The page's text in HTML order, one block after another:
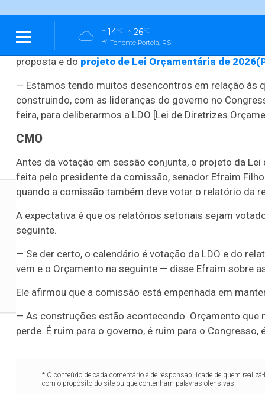
14°C 26°C
Tenente Portela, RS
Congresso
Davi relatou que esteve envolvido, ao longo do dia, em
integrantes da Comissão Mista de Orçamento (CMO)
proposta e do projeto de Lei Orçamentária de 2026
— Estamos tendo muitos desencontros em relação às
construindo, com as lideranças do governo no
feira, para deliberarmos a LDO [Lei de Diretrizes
CMO
Antes da votação em sessão conjunta, o projeto da
feita pelo presidente da comissão, senador Efraim
quando a comissão também deve votar o relatório da
A expectativa é que os relatórios setoriais sejam
seguinte.
— Se der certo, o calendário é votação da LDO e do
vem e o Orçamento na seguinte — disse Efraim sobre
Ele afirmou que a comissão está empenhada em
— As construções estão acontecendo. Orçamento que
perde. É ruim para o governo, é ruim para o
* O conteúdo de cada comentário é de responsabilidade de quem
com o propósito do site ou que contenham palavras ofensivas.